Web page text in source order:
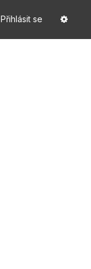
Přihlásit se